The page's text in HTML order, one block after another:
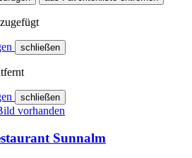
schließen
schließen
Sunnalm